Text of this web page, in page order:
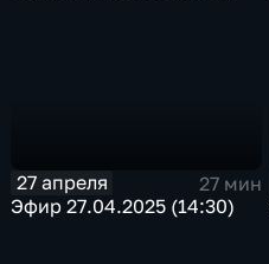
27 апреля
27 мин
Эфир 27.04.2025 (14:30)